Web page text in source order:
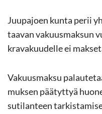
Juu­pa­joen kunta perii
taa­van va­kuus­mak­sun
kra­va­kuu­del­le ei
Va­kuus­mak­su
muk­sen pää­tyt­tyä
su­ti­lan­teen